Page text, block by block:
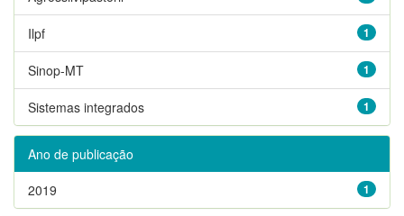
1
Ilpf
1
Sinop-MT
1
Sistemas integrados
Ano de publicação
1
2019